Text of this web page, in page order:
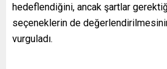
hedeflendiğini, ancak şartlar
seçeneklerin de
vurguladı.